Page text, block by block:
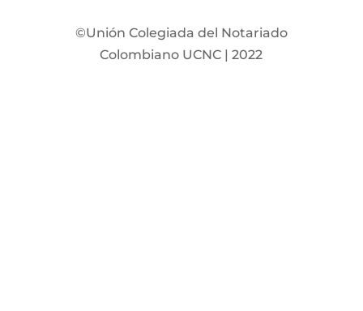
©Unión Colegiada del Notariado
Colombiano UCNC | 2022